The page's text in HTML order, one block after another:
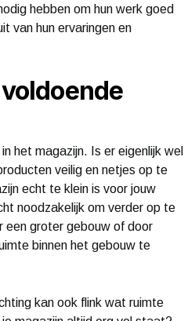
hebben om hun werk goed
van hun ervaringen en
het magazijn. Is er eigenlijk wel
veilig en netjes op te
echt te klein is voor jouw
noodzakelijk om verder op te
een groter gebouw of door
binnen het gebouw te
kan ook flink wat ruimte